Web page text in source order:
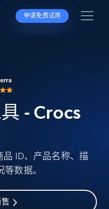
申请免费试用
- Crocs
品 ID、产品名称、描
数据。